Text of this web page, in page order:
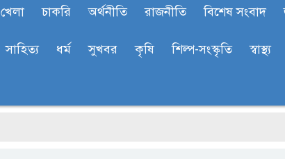
খেলা চাকরি অর্থনীতি রাজনীতি বিশেষ সংবাদ
সাহিত‍্য ধর্ম সুখবর কৃষি শিল্প-সংস্কৃতি স্বাস্থ্য